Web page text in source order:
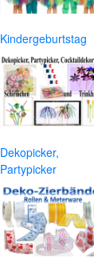
Kindergeburtstag
Dekopicker,
Partypicker